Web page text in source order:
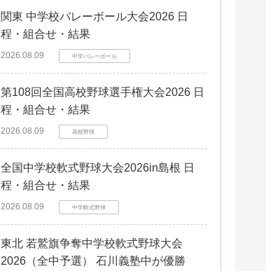
関東 中学校バレーボール大会2026 日
程・組合せ・結果
2026.08.09 中学バレーボール
第108回全国高校野球選手権大会2026 日
程・組合せ・結果
2026.08.09 高校野球
全国中学校軟式野球大会2026in島根 日
程・組合せ・結果
2026.08.09 中学軟式野球
東北 若鷲旗争奪中学校軟式野球大会
2026（全中予選） 石川義塾中が優勝